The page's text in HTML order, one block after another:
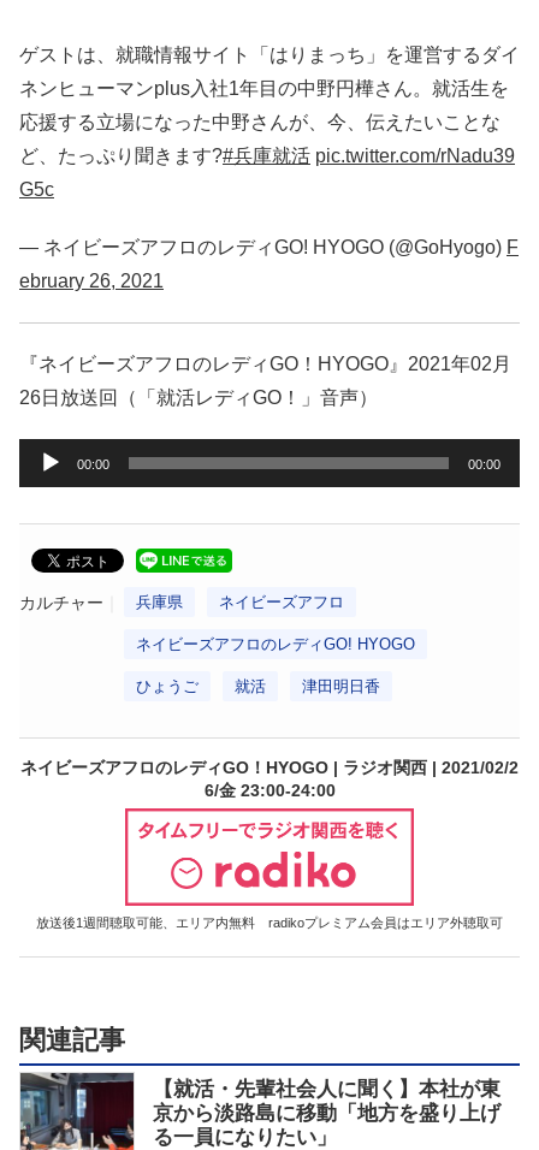
ゲストは、就職情報サイト「はりまっち」を運営するダイ
ネンヒューマンplus入社1年目の中野円樺さん。就活生を
応援する立場になった中野さんが、今、伝えたいことな
ど、たっぷり聞きます?#兵庫就活 pic.twitter.com/rNadu39
G5c
— ネイビーズアフロのレディGO! HYOGO (@GoHyogo) F
ebruary 26, 2021
『ネイビーズアフロのレディGO！HYOGO』2021年02月
26日放送回（「就活レディGO！」音声）
声
プ
レ
00:00 00:00
カルチャー 兵庫県 ネイビーズアフロ
ネイビーズアフロのレディGO! HYOGO
ひょうご 就活 津田明日香
ネイビーズアフロのレディGO！HYOGO | ラジオ関西 | 2021/02/2
6/金 23:00-24:00
放送後1週間聴取可能、エリア内無料 radikoプレミアム会員はエリア外聴取可
関連記事
【就活・先輩社会人に聞く】本社が東
京から淡路島に移動「地方を盛り上げ
る一員になりたい」